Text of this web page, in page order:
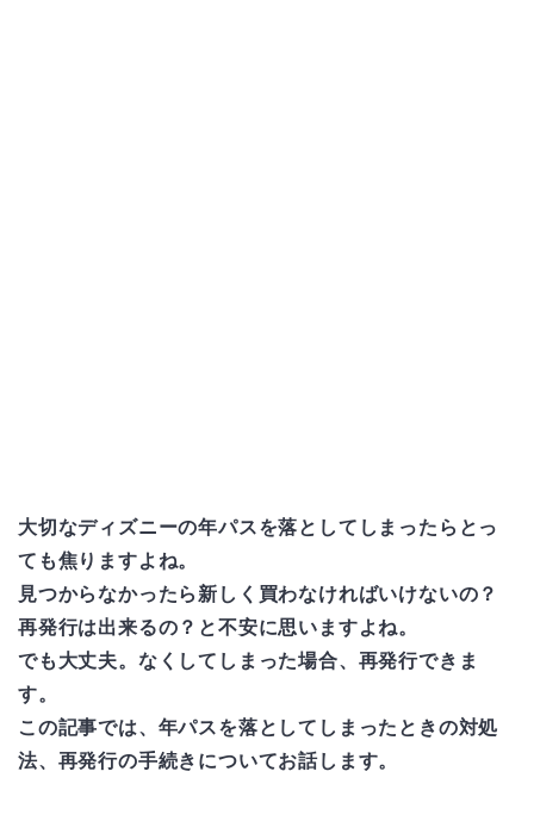
大切なディズニーの年パスを落としてしまったらとっ
ても焦りますよね。
見つからなかったら新しく買わなければいけないの？
再発行は出来るの？と不安に思いますよね。
でも大丈夫。なくしてしまった場合、再発行できま
す。
この記事では、年パスを落としてしまったときの対処
法、再発行の手続きについてお話します。